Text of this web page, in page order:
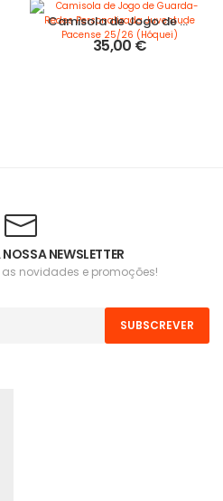
Camisola de Jogo de Guarda-Redes Personalizada Juventude Pacense 25/26 (Hóquei)
35,00 €
NEWSLETTER
novidades e promoções!
SUBSCREVER